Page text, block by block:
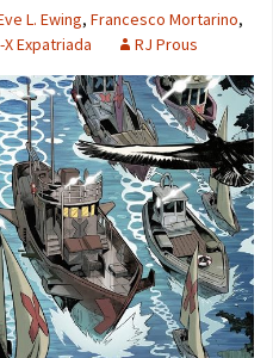
L. Ewing, Francesco Mortarino,
Expatriada RJ Prous